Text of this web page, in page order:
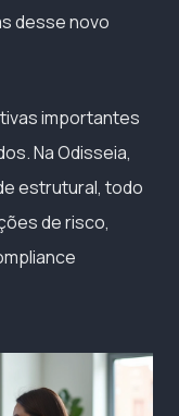
desse novo
importantes
Na Odisseia,
estrutural, todo
de risco,